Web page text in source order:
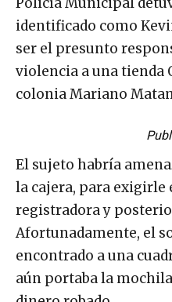
identificado como
ser el presunto
violencia a una tienda
colonia Mariano
El sujeto habría
la cajera, para exigirle
registradora y
Afortunadamente, el
encontrado a una
aún portaba la